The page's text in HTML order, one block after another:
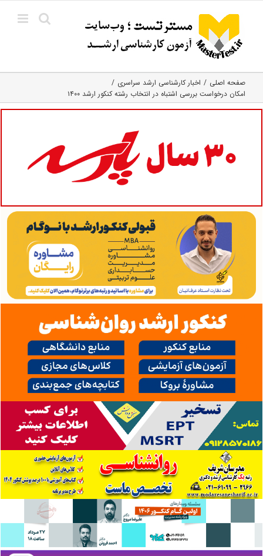
content
صفحه اصلی
اخبار کارشناسی ارشد سراسری
امکان درخواست بررسی اشتباه در انتخاب رشته کنکور ارشد ۱۴۰۰